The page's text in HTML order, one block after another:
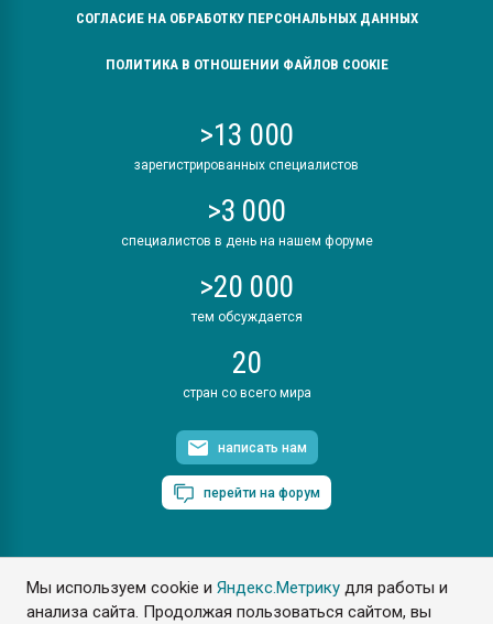
Мы используем cookie иЯндекс.Метрику для работы и
анализа сайта. Продолжая пользоваться сайтом, вы
СОГЛАСИЕ НА ОБРАБОТКУ ПЕРСОНАЛЬНЫХ ДАННЫХ
ПОЛИТИКА В ОТНОШЕНИИ ФАЙЛОВ COOKIE
>13 000
зарегистрированных специалистов
>3 000
специалистов в день на нашем форуме
>20 000
тем обсуждается
20
стран со всего мира
написать нам
перейти на форум
ПластЭксперт © 2006. Все права защищены
Разрешается копирование материалов сайта с обязательной